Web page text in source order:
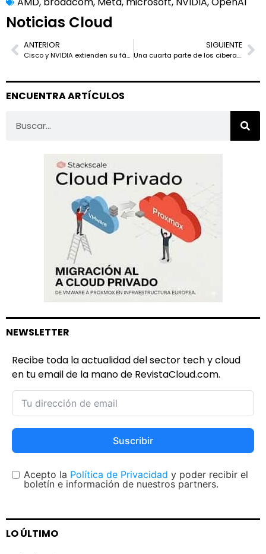
Noticias Cloud
ANTERIOR
Cisco y NVIDIA extienden su fábrica de IA segura del centro de datos al edge
SIGUIENTE
Una cuarta parte de los ciberataques en Europa comienza ya en la cadena de suministro
ENCUENTRA ARTÍCULOS
NEWSLETTER
Recibe toda la actualidad del sector tech y cloud
en tu email de la mano de RevistaCloud.com.
Suscribir
Acepto la Política de Privacidad y poder recibir el
boletín e información de nuestros partners.
LO ÚLTIMO